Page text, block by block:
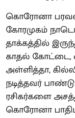
கொரோனா
கோரமுகம்
தாக்கத்தில்
காதல் கோட்டை,
அள்ளித்தா,
நடித்தவர்
ரசிகர்களை
கொரோனா